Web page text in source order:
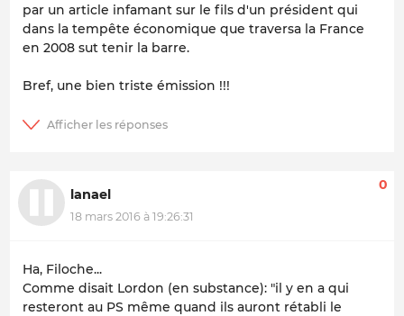
par un article infamant sur le fils d'un président qui
dans la tempête économique que traversa la France
en 2008 sut tenir la barre.
Bref, une bien triste émission !!!
lanael
18 mars 2016 à 19:26:31
0
Ha, Filoche...
Comme disait Lordon (en substance): "il y en a qui
resteront au PS même quand ils auront rétabli le